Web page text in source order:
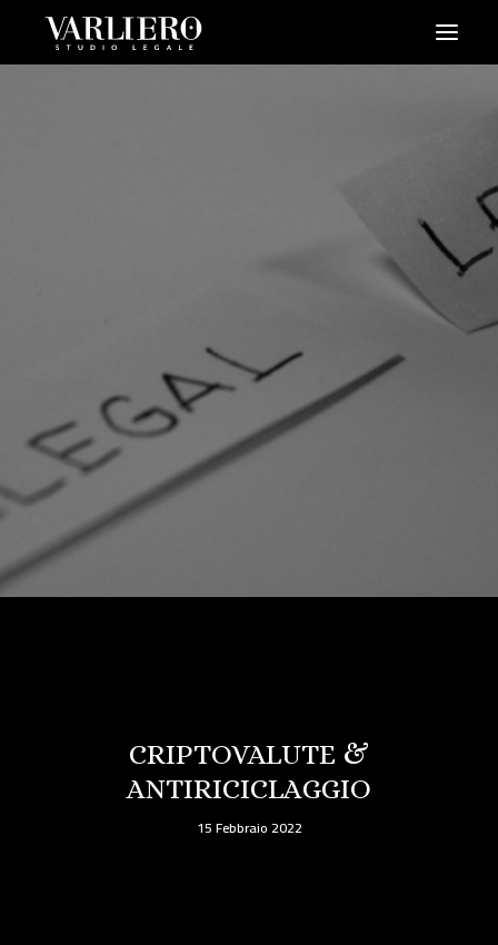
PRENDI UN APPUNTAMENTO
CRIPTOVALUTE &
ANTIRICICLAGGIO
15 Febbraio 2022